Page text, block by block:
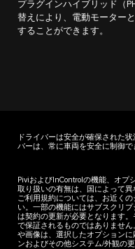
プラグインハイブリッド（
替えにより、電動モーター
することができます。
ドライバーは安全が確保された
バーは、常に車両を安全に制御で
PiviおよびInControlの機能、オプ
取り扱いの有無は、国によって
ご利用規約については、お近く
い。一部の機能にはサブスクリ
は契約の更新が必要となります
で保証されるものではありませ
や画像は、選択したオプション
ンおよびその他システム/外観の